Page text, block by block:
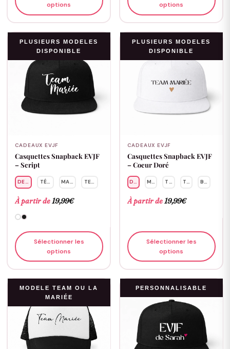
options
options
PLUSIEURS MODELES
DISPONIBLE
CADEAUX EVJF
Casquettes Snapback EVJF
– Script
DEMOISELLETÉMOINMARIÉE TEAM
À partir de19,99€
Sélectionner les
options
PLUSIEURS MODELES
DISPONIBLE
CADEAUX EVJF
Casquettes Snapback EVJF
– Coeur Doré
DEMOISELLE
MARIÉETEAM TÉMOINBRIDE
À partir de19,99€
Sélectionner les
options
MODELE TEAM OU LA
MARIÉE
PERSONNALISABLE